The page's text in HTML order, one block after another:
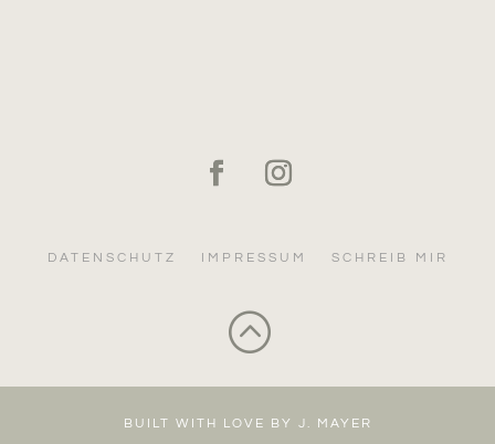
DATENSCHUTZ IMPRESSUM SCHREIB MIR
:
BUILT WITH LOVE BY J. MAYER